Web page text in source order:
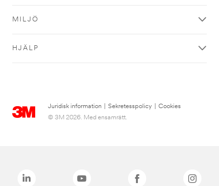
MILJÖ
HJÄLP
Juridisk information Sekretesspolicy
Cookies
© 3M 2026. Med ensamrätt.